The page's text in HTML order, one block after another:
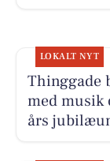
LOKALT NYT
Thinggade
med musik
års